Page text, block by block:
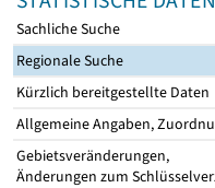
Sachliche Suche
Regionale Suche
Kürzlich bereitgestellte Daten
Allgemeine Angaben,
Gebietsveränderungen,
Änderungen zum